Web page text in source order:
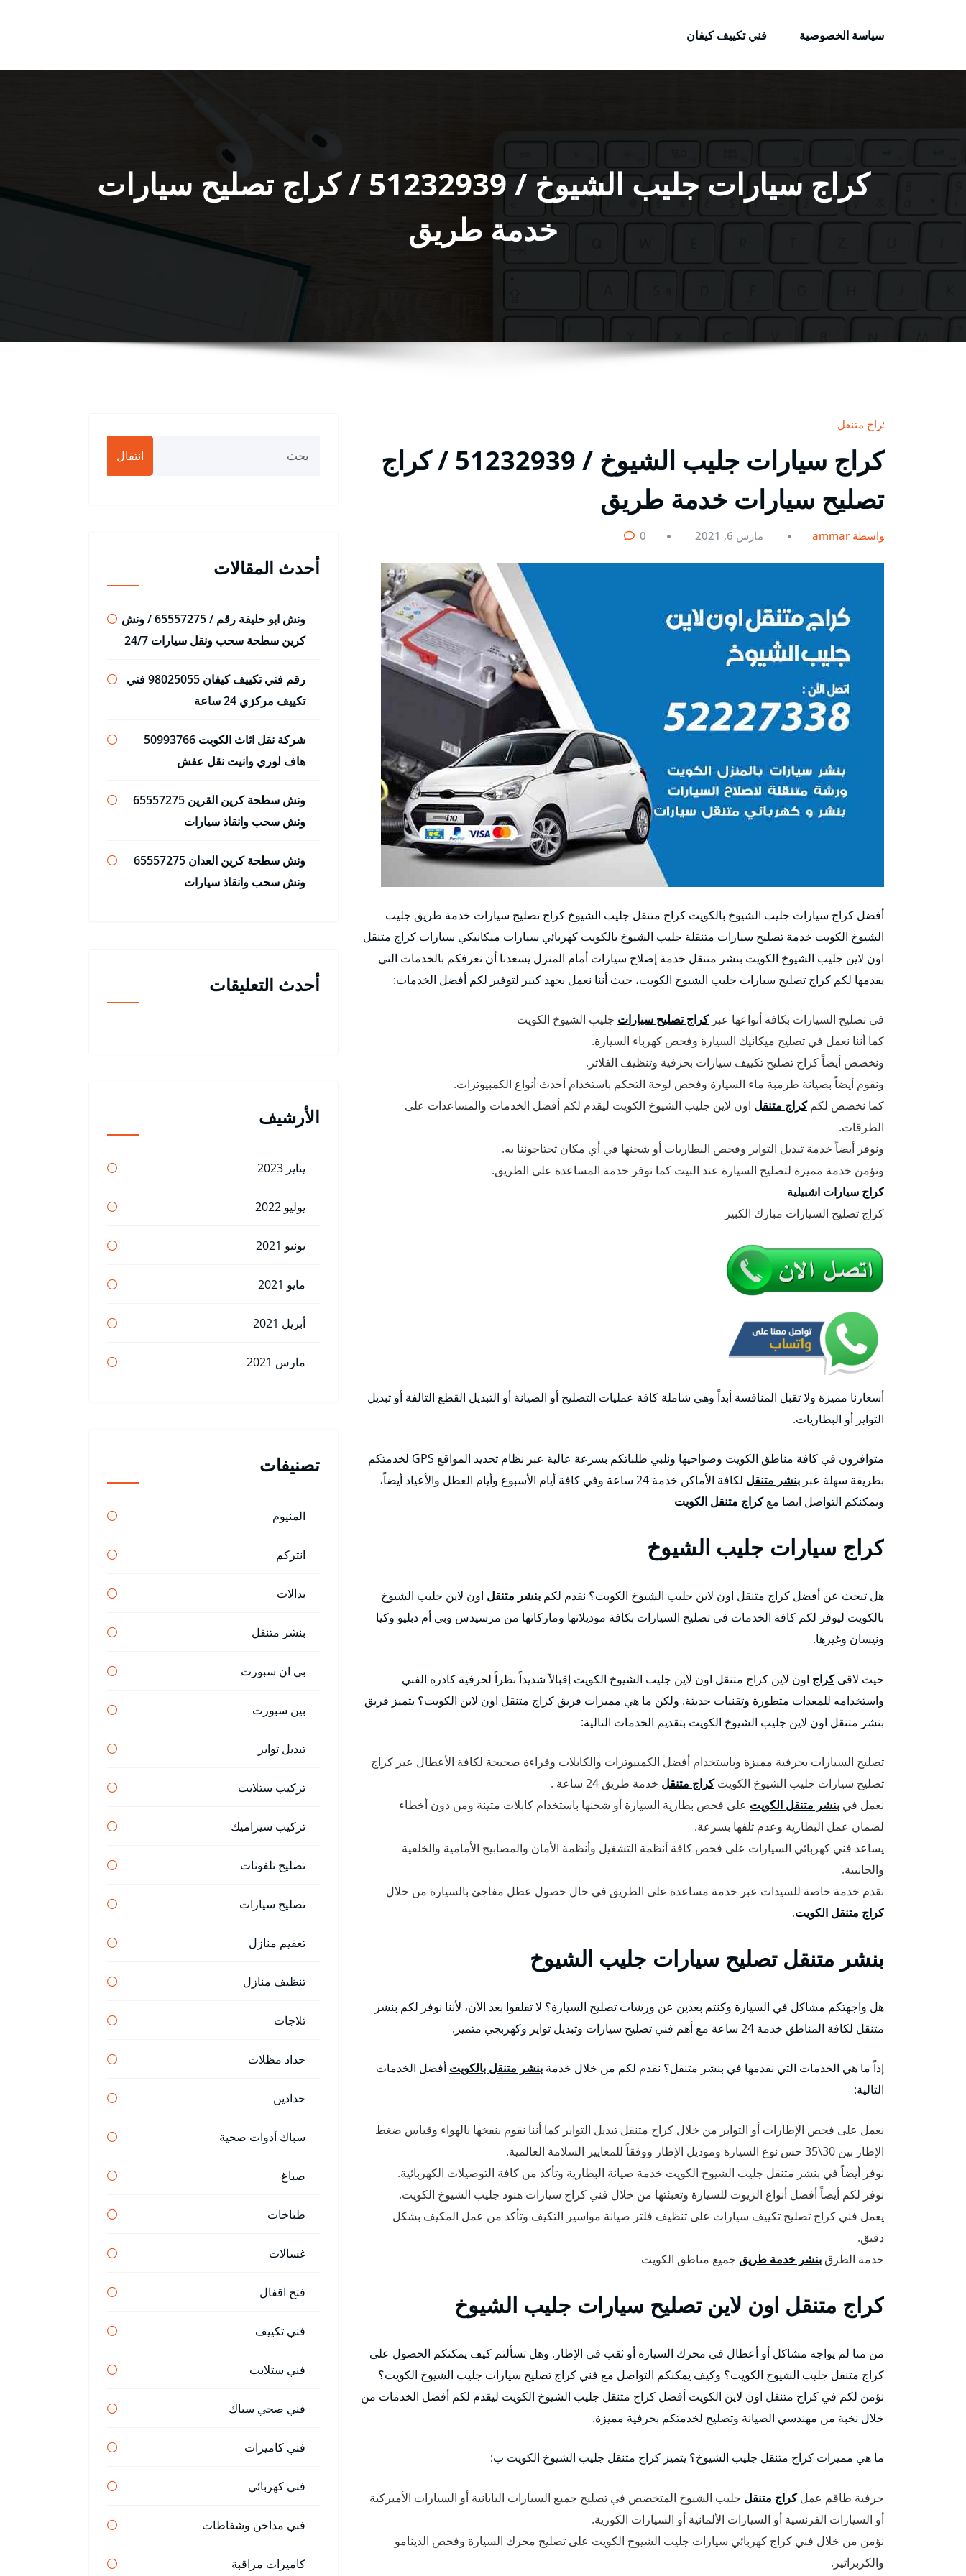
سياسة الخصوصية
فني تكييف كيفان
كراج سيارات جليب الشيوخ / 51232939‬ / كراج تصليح سيارات
خدمة طريق
كراج متنقل
كراج سيارات جليب الشيوخ / 51232939‬ / كراج
تصليح سيارات خدمة طريق
بواسطة ammar مارس 6, 2021 0
أفضل كراج سيارات جليب الشيوخ بالكويت كراج متنقل جليب الشيوخ كراج تصليح سيارات خدمة طريق جليب
الشيوخ الكويت خدمة تصليح سيارات متنقلة جليب الشيوخ بالكويت كهربائي سيارات ميكانيكي سيارات كراج متنقل
اون لاين جليب الشيوخ الكويت بنشر متنقل خدمة إصلاح سيارات أمام المنزل يسعدنا أن نعرفكم بالخدمات التي
يقدمها لكم كراج تصليح سيارات جليب الشيوخ الكويت، حيث أننا نعمل بجهد كبير لتوفير لكم أفضل الخدمات:
في تصليح السيارات بكافة أنواعها عبركراج تصليح سيارات جليب الشيوخ الكويت
كما أننا نعمل في تصليح ميكانيك السيارة وفحص كهرباء السيارة.
ونخصص أيضاً كراج تصليح تكييف سيارات بحرفية وتنظيف الفلاتر.
ونقوم أيضاً بصيانة طرمبة ماء السيارة وفحص لوحة التحكم باستخدام أحدث أنواع الكمبيوترات.
كما نخصص لكمكراج متنقل اون لاين جليب الشيوخ الكويت ليقدم لكم أفضل الخدمات والمساعدات على
الطرقات.
ونوفر أيضاً خدمة تبديل التواير وفحص البطاريات أو شحنها في أي مكان تحتاجوننا به.
ونؤمن خدمة مميزة لتصليح السيارة عند البيت كما نوفر خدمة المساعدة على الطريق.
كراج سيارات اشبيلية
كراج تصليح السيارات مبارك الكبير
أسعارنا مميزة ولا تقبل المنافسة أبداً وهي شاملة كافة عمليات التصليح أو الصيانة أو التبديل القطع التالفة أو تبديل
التواير أو البطاريات.
متوافرون في كافة مناطق الكويت وضواحيها ونلبي طلباتكم بسرعة عالية عبر نظام تحديد المواقع GPS لخدمتكم
بطريقة سهلة عبر بنشر متنقل
لكافة الأماكن خدمة 24 ساعة وفي كافة أيام الأسبوع وأيام العطل والأعياد أيضاً،
ويمكنكم التواصل ايضا معكراج متنقل الكويت
كراج سيارات جليب الشيوخ
هل تبحث عن أفضل كراج متنقل اون لاين جليب الشيوخ الكويت؟ نقدم لكم بنشر متنقل اون لاين جليب الشيوخ
بالكويت ليوفر لكم كافة الخدمات في تصليح السيارات بكافة موديلاتها وماركاتها من مرسيدس وبي أم دبليو وكيا
ونيسان وغيرها.
حيث لاقىكراج اون لاين كراج متنقل اون لاين جليب الشيوخ الكويت إقبالاً شديداً نظراً لحرفية كادره الفني
واستخدامه للمعدات متطورة وتقنيات حديثة. ولكن ما هي مميزات فريق كراج متنقل اون لاين الكويت؟ يتميز فريق
بنشر متنقل اون لاين جليب الشيوخ الكويت بتقديم الخدمات التالية:
تصليح السيارات بحرفية مميزة وباستخدام أفضل الكمبيوترات والكابلات وقراءة صحيحة لكافة الأعطال عبر كراج
تصليح سيارات جليب الشيوخ الكويتكراج متنقل خدمة طريق 24 ساعة .
نعمل في بنشر متنقل الكويت على فحص بطارية السيارة أو شحنها باستخدام كابلات متينة ومن دون أخطاء
لضمان عمل البطارية وعدم تلفها بسرعة.
يساعد فني كهربائي السيارات على فحص كافة أنظمة التشغيل وأنظمة الأمان والمصابيح الأمامية والخلفية
والجانبية.
نقدم خدمة خاصة للسيدات عبر خدمة مساعدة على الطريق في حال حصول عطل مفاجئ بالسيارة من خلال
كراج متنقل الكويت.
بنشر متنقل تصليح سيارات جليب الشيوخ
هل واجهتكم مشاكل في السيارة وكنتم بعدين عن ورشات تصليح السيارة؟ لا تقلقوا بعد الآن، لأننا نوفر لكم بنشر
متنقل لكافة المناطق خدمة 24 ساعة مع أهم فني تصليح سيارات وتبديل تواير وكهربجي متميز.
إذاً ما هي الخدمات التي نقدمها في بنشر متنقل؟ نقدم لكم من خلال خدمة بنشر متنقل بالكويت أفضل الخدمات
التالية:
نعمل على فحص الإطارات أو التواير من خلال كراج متنقل تبديل التواير كما أننا نقوم بنفخها بالهواء وقياس ضغط
الإطار بين 30\35 حس نوع السيارة وموديل الإطار ووفقاً للمعايير السلامة العالمية.
نوفر أيضاً في بنشر متنقل جليب الشيوخ الكويت خدمة صيانة البطارية وتأكد من كافة التوصيلات الكهربائية.
نوفر لكم أيضاً أفضل أنواع الزيوت للسيارة وتعبئتها من خلال فني كراج سيارات هنود جليب الشيوخ الكويت.
يعمل فني كراج تصليح تكييف سيارات على تنظيف فلتر صيانة مواسير التكيف وتأكد من عمل المكيف بشكل
دقيق.
خدمة الطرقبنشر خدمة طريق جميع مناطق الكويت
كراج متنقل اون لاين تصليح سيارات جليب الشيوخ
من منا لم يواجه مشاكل أو أعطال في محرك السيارة أو ثقب في الإطار. وهل تسألتم كيف يمكنكم الحصول على
كراج متنقل جليب الشيوخ الكويت؟ وكيف يمكنكم التواصل مع فني كراج تصليح سيارات جليب الشيوخ الكويت؟
نؤمن لكم في كراج متنقل اون لاين الكويت أفضل كراج متنقل جليب الشيوخ الكويت ليقدم لكم أفضل الخدمات من
خلال نخبة من مهندسي الصيانة وتصليح لخدمتكم بحرفية مميزة.
ما هي مميزات كراج متنقل جليب الشيوخ؟ يتميز كراج متنقل جليب الشيوخ الكويت ب:
حرفية طاقم عملكراج متنقل جليب الشيوخ المتخصص في تصليح جميع السيارات اليابانية أو السيارات الأميركية
أو السيارات الفرنسية أو السيارات الألمانية أو السيارات الكورية.
نؤمن من خلال فني كراج كهربائي سيارات جليب الشيوخ الكويت على تصليح محرك السيارة وفحص الدينامو
والكربراتير.
انتقال
أحدث المقالات
ونش ابو حليفة رقم / 65557275 / ونش
كرين سطحة سحب ونقل سيارات 24/7
رقم فني تكييف كيفان 98025055 فني
تكييف مركزي 24 ساعة
شركة نقل اثاث الكويت 50993766
هاف لوري وانيت نقل عفش
ونش سطحة كرين القرين 65557275
ونش سحب وانقاذ سيارات
ونش سطحة كرين العدان 65557275
ونش سحب وانقاذ سيارات
أحدث التعليقات
الأرشيف
يناير 2023
يوليو 2022
يونيو 2021
مايو 2021
أبريل 2021
مارس 2021
تصنيفات
المنيوم
انتركم
بدالات
بنشر متنقل
بي ان سبورت
بين سبورت
تبديل تواير
تركيب ستلايت
تركيب سيراميك
تصليح تلفونات
تصليح سيارات
تعقيم منازل
تنظيف منازل
ثلاجات
حداد مظلات
حدادين
سباك أدوات صحية
صباغ
طباخات
غسالات
فتح اقفال
فني تكييف
فني ستلايت
فني صحي سباك
فني كاميرات
فني كهربائي
فني مداخن وشفاطات
كاميرات مراقبة